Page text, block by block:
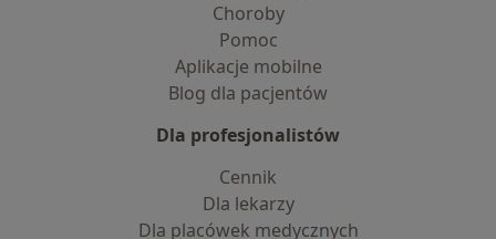
Choroby
Pomoc
Aplikacje mobilne
Blog dla pacjentów
Dla profesjonalistów
Cennik
Dla lekarzy
Dla placówek medycznych